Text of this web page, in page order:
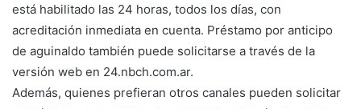
está habilitado las 24 horas, todos los días, con
acreditación inmediata en cuenta. Préstamo por anticipo
de aguinaldo también puede solicitarse a través de la
versión web en 24.nbch.com.ar.
Además, quienes prefieran otros canales pueden solicitar